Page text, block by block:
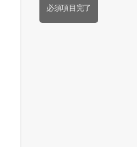
必須項目完了